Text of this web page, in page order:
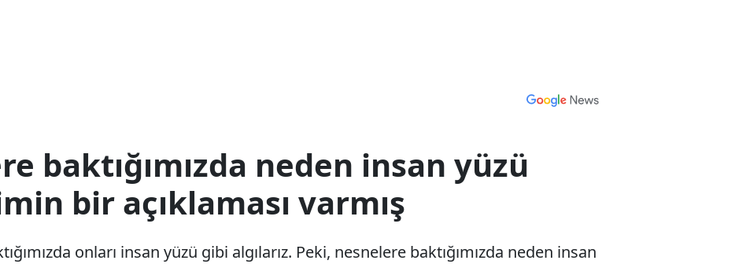
baktığımızda neden insan yüzü
bir açıklaması varmış
onları insan yüzü gibi algılarız. Peki, nesnelere baktığımızda neden insan